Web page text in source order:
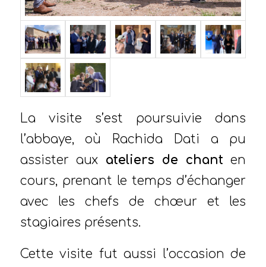
La visite s’est poursuivie dans
l’abbaye, où Rachida Dati a pu
assister aux ateliers de chant en
cours, prenant le temps d’échanger
avec les chefs de chœur et les
stagiaires présents.
Cette visite fut aussi l’occasion de